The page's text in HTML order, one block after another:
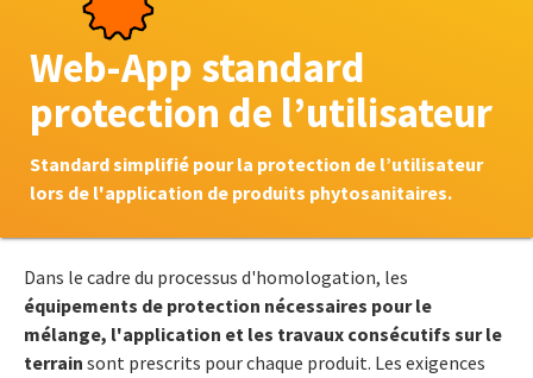
Web-App standard
protection de l’utilisateur
Standard simplifié pour la protection de l’utilisateur
lors de l'application de produits phytosanitaires.
Dans le cadre du processus d'homologation, les
équipements de protection nécessaires pour le
mélange, l'application et les travaux consécutifs sur le
terrain sont prescrits pour chaque produit. Les exigences